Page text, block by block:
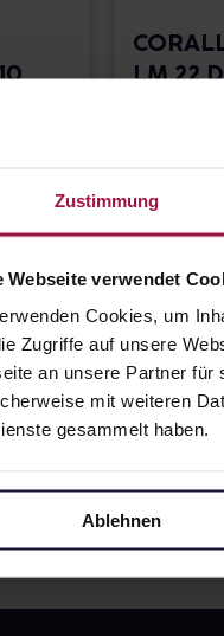
Zustimmung
Webseite verwendet
Cookies, um
Zugriffe auf unsere
an unsere Partner für
mit weiteren
gesammelt haben.
Ablehnen
LM 22
17,66